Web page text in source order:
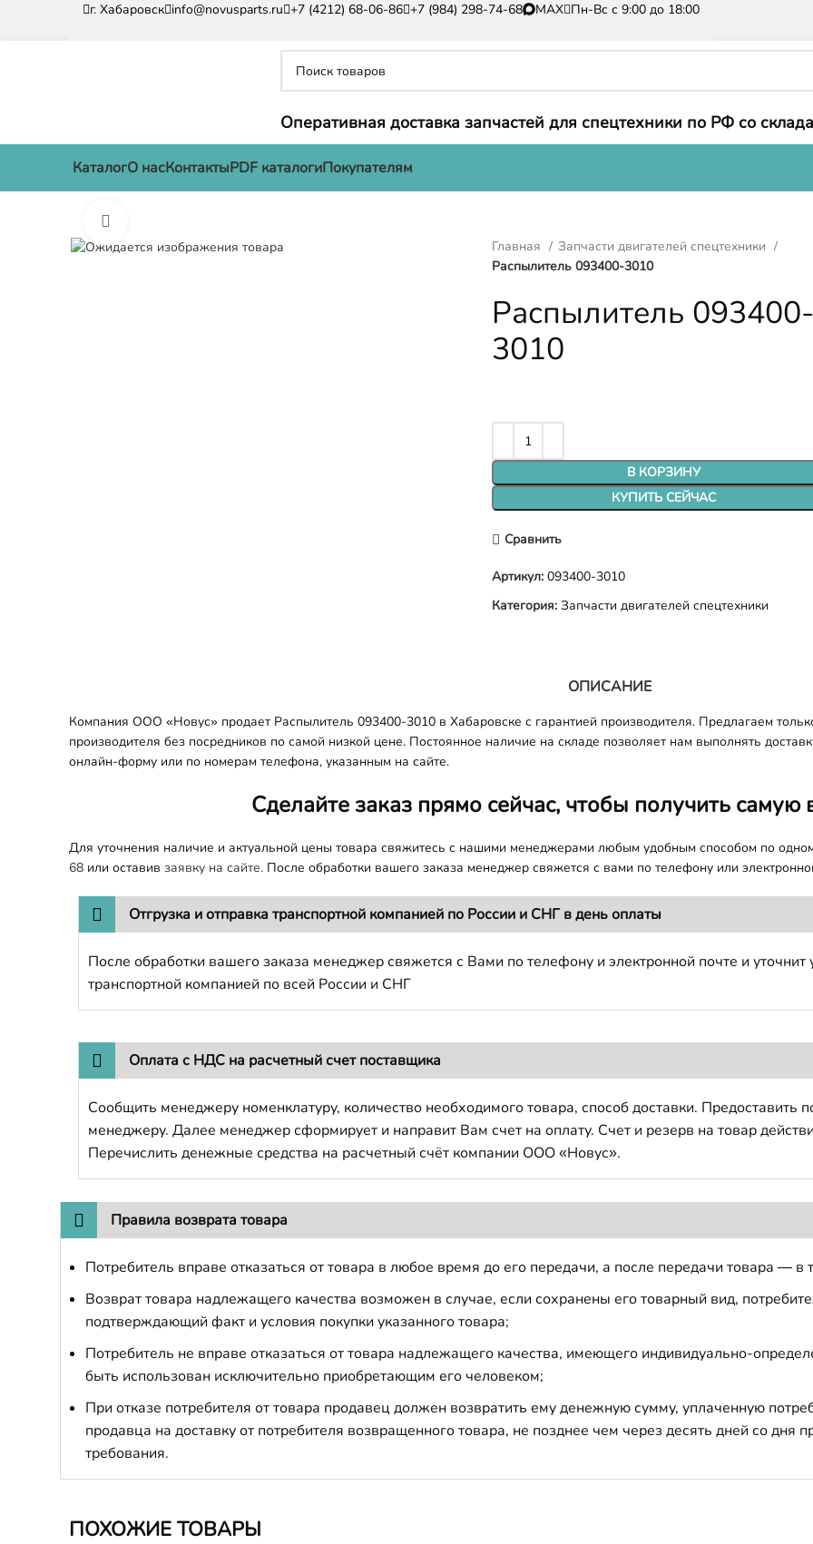
г. Хабаровск info@novusparts.ru +7 (4212) 68-06-86 +7 (984) 298-74-68 MAX Пн-Вс с 9:00 до 18:00
Оперативная доставка запчастей для спецтехники по РФ со
КаталогО насКонтактыPDF каталогиПокупателям
Главная
Запчасти двигателей спецтехники
Распылитель 093400-3010
Распылитель
3010
В КОРЗИНУ
КУПИТЬ СЕЙЧАС
Сравнить
Артикул:093400-3010
Категория: Запчасти двигателей спецтехники
ОПИСАНИЕ
Компания ООО «Новус» продает Распылитель 093400-3010 в Хабаровске с гарантией производителя. Предлагаем
производителя без посредников по самой низкой цене. Постоянное наличие на складе позволяет нам выполнять
онлайн-форму или по номерам телефона, указанным на сайте.
Сделайте заказ прямо сейчас, чтобы получить
Для уточнения наличие и актуальной цены товара свяжитесь с нашими менеджерами любым удобным способом по
68 или оставив заявку на сайте. После обработки вашего заказа менеджер свяжется с вами по телефону или
Отгрузка и отправка транспортной компанией по России и СНГ в день оплаты
После обработки вашего заказа менеджер свяжется с Вами по телефону и электронной почте и
транспортной компанией по всей России и СНГ
Оплата с НДС на расчетный счет поставщика
Сообщить менеджеру номенклатуру, количество необходимого товара, способ доставки.
менеджеру. Далее менеджер сформирует и направит Вам счет на оплату. Счет и резерв на товар
Перечислить денежные средства на расчетный счёт компании ООО «Новус».
Правила возврата товара
Потребитель вправе отказаться от товара в любое время до его передачи, а после передачи товара — в
Возврат товара надлежащего качества возможен в случае, если сохранены его товарный вид,
подтверждающий факт и условия покупки указанного товара;
Потребитель не вправе отказаться от товара надлежащего качества, имеющего индивидуально-
быть использован исключительно приобретающим его человеком;
При отказе потребителя от товара продавец должен возвратить ему денежную сумму, уплаченную
продавца на доставку от потребителя возвращенного товара, не позднее чем через десять дней со дня
требования.
ПОХОЖИЕ ТОВАРЫ